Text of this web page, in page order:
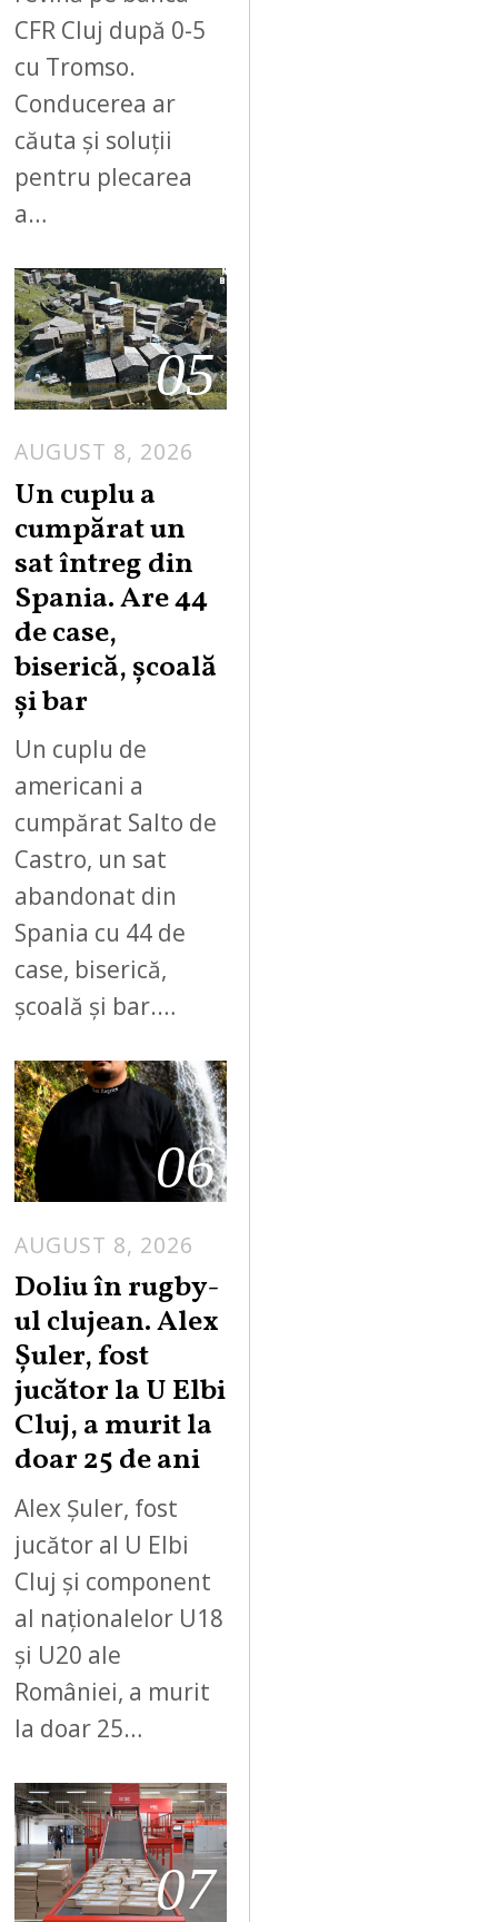
CFR Cluj după 0-5
cu Tromso.
Conducerea ar
căuta și soluții
pentru plecarea
a…
05
AUGUST 8, 2026
Un cuplu a
cumpărat un
sat întreg din
Spania. Are 44
de case,
biserică, școală
și bar
Un cuplu de
americani a
cumpărat Salto de
Castro, un sat
abandonat din
Spania cu 44 de
case, biserică,
școală și bar.…
06
AUGUST 8, 2026
Doliu în rugby-
ul clujean. Alex
Șuler, fost
jucător la U Elbi
Cluj, a murit la
doar 25 de ani
Alex Șuler, fost
jucător al U Elbi
Cluj și component
al naționalelor U18
și U20 ale
României, a murit
la doar 25…
07